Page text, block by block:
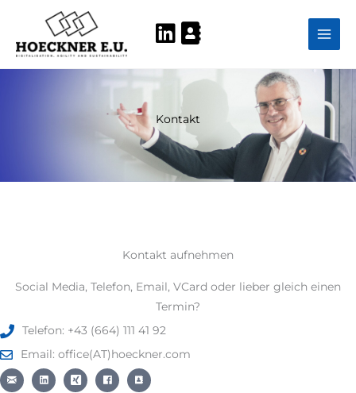
springen
Kontakt
Kontakt aufnehmen
Social Media, Telefon, Email, VCard oder lieber gleich einen
Termin?
Telefon: +43 (664) 111 41 92
Email: office(AT)hoeckner.com